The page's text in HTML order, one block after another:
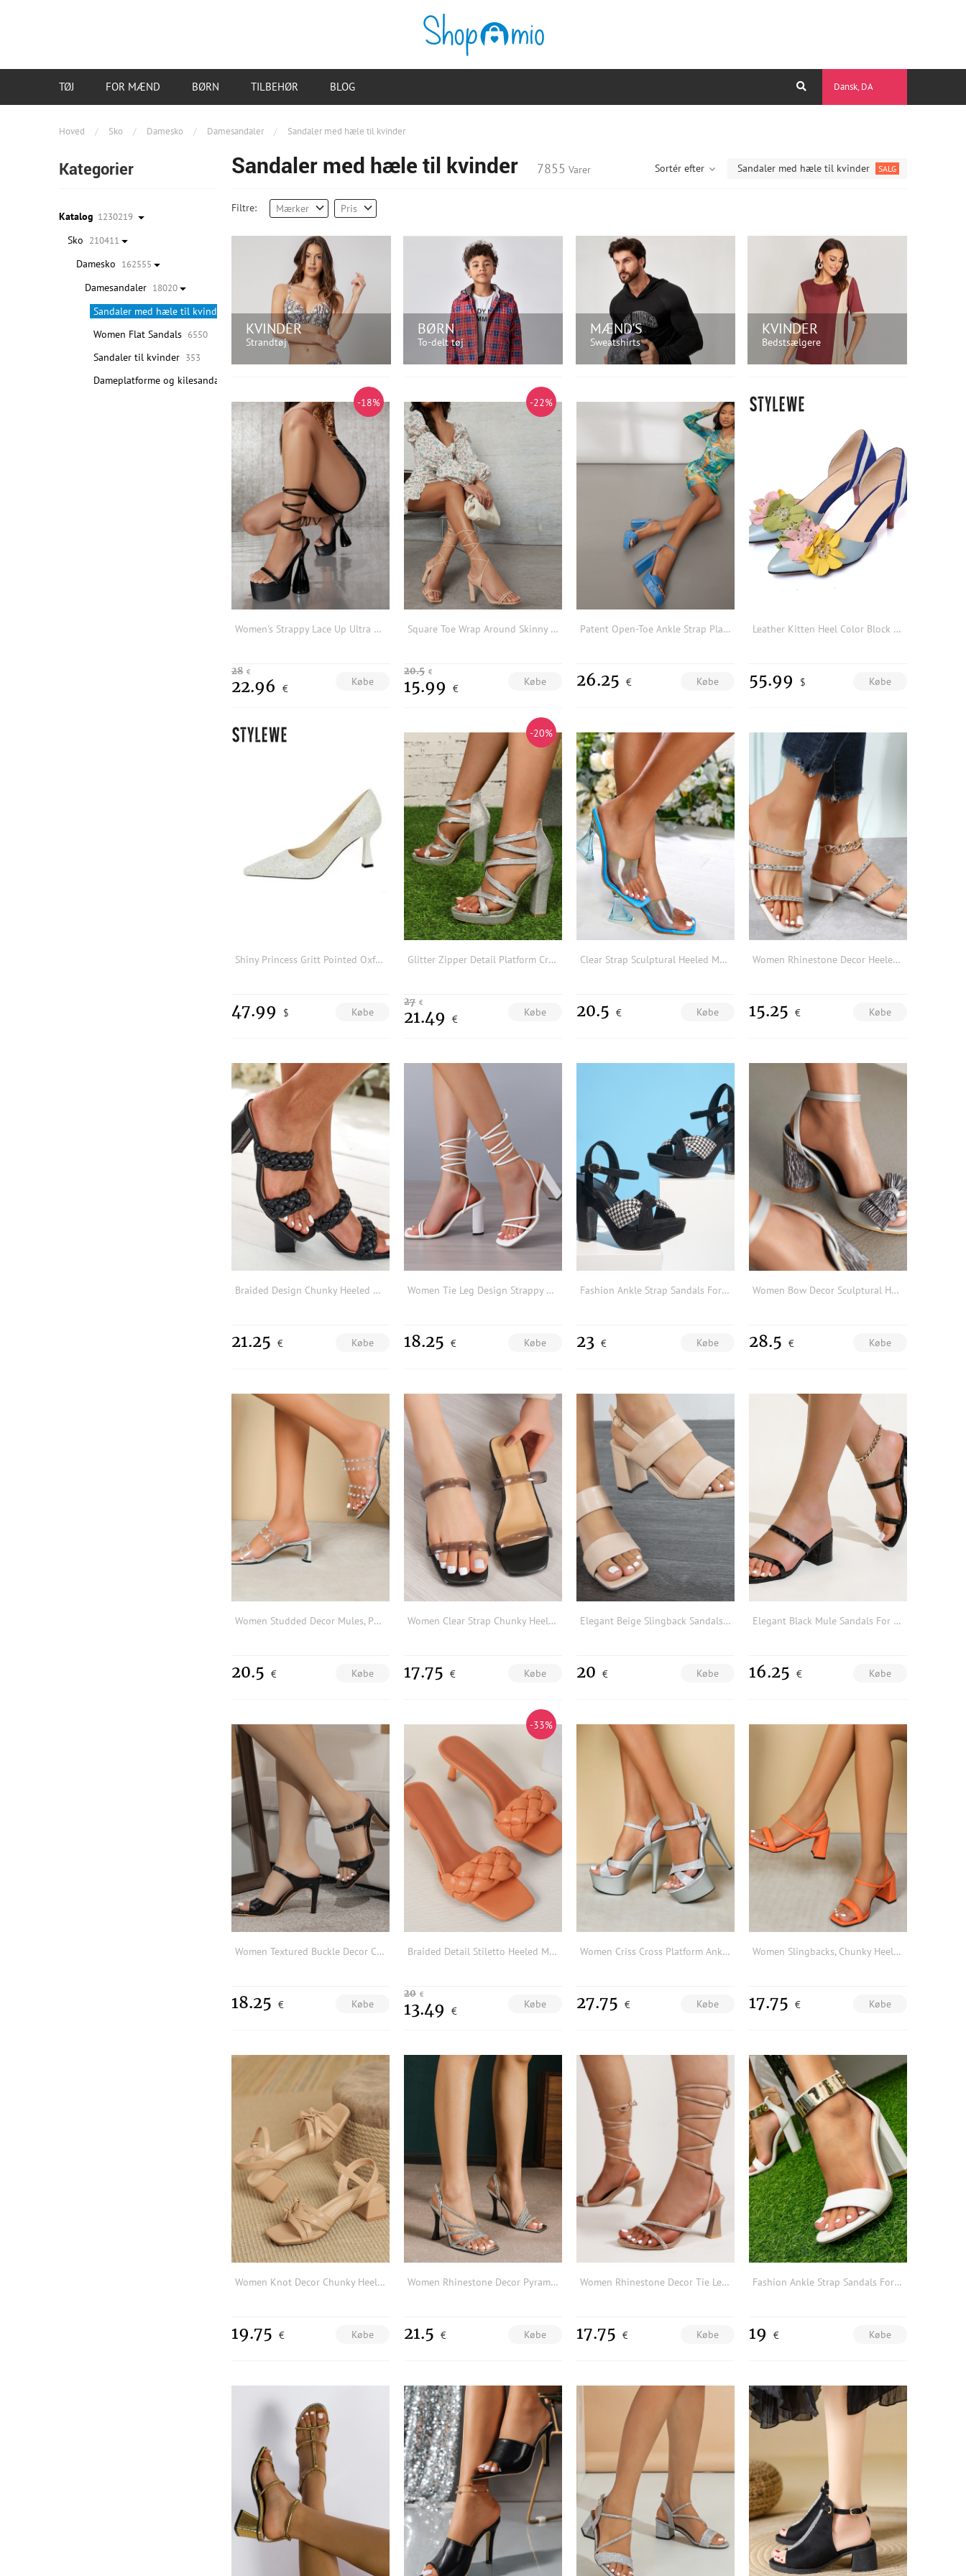
Hoved / Sko / Damesko / Damesandaler / Sandaler med hæle til kvinder
Kategorier
Katalog 1230219
Sko 210411
Damesko 162555
Damesandaler 18020
Sandaler med hæle til kvinder 7855
Women Flat Sandals 6550
Sandaler til kvinder 353
Dameplatforme og kilesandaler
Sandaler med hæle til kvinder 7855 Varer Sandaler med hæle til kvinder SALG
Sortér efter
Filtre: Mærker Pris
KVINDER
Strandtøj
BØRN
To-delt tøj
MÆND'S
Sweatshirts
KVINDER
Bedstsælgere
-18%
Women's Strappy Lace Up Ultra Platform Statement High Heels Spring Shoes Spring Break Easter Prom Heels Prom Heels Wedding Shoes
Købe
28 €
22.96 €
-22%
Square Toe Wrap Around Skinny Block High Heels
Købe
20.5 €
15.99 €
Patent Open-Toe Ankle Strap Platform Heels
Købe
26.25 €
Leather Kitten Heel Color Block Flower Shoes
Købe
55.99 $
Shiny Princess Gritt Pointed Oxfords
Købe
47.99 $
-20%
Glitter Zipper Detail Platform Cross Strap Sandals
Købe
27 €
21.49 €
Clear Strap Sculptural Heeled Mule Sandals
Købe
20.5 €
Women Rhinestone Decor Heeled Sandals, Glass Chunky Heeled Glamorous Mule Sandals For Outdoor
Købe
15.25 €
Braided Design Chunky Heeled Mule Sandals
Købe
21.25 €
Women Tie Leg Design Strappy Sandals, Chunky Heeled Fashion Sandals
Købe
18.25 €
Fashion Ankle Strap Sandals For Women, Houndstooth Pattern Knot Decor Platform Cone Heeled Sandals
Købe
23 €
Women Bow Decor Sculptural Heeled Ankle Strap Sandals, Fashionable Outdoor Heeled Sandals
Købe
28.5 €
Women Studded Decor Mules, PVC Chunky Heeled Fashion Sandals
Købe
20.5 €
Women Clear Strap Chunky Heeled Sandals, Fashionable PVC Mule Sandals For Outdoor
Købe
17.75 €
Elegant Beige Slingback Sandals For Women, Snakeskin Embossed Chunky Heeled Sandals
Købe
20 €
Elegant Black Mule Sandals For Women, Crocodile Embossed Chunky Heeled Sandals
Købe
16.25 €
Women Textured Buckle Decor Chunky Heeled Sandals, Fashionable Mule Sandals For Outdoor
Købe
18.25 €
-33%
Braided Detail Stiletto Heeled Mule Sandals
Købe
20 €
13.49 €
Women Criss Cross Platform Ankle Strap Stiletto Heeled Sandals, Glamorous Glitter Heeled Sandals
Købe
27.75 €
Women Slingbacks, Chunky Heeled Funky Sandals
Købe
17.75 €
Women Knot Decor Chunky Heeled Sandals, Elegant Khaki Ankle Strap Sandals
Købe
19.75 €
Women Rhinestone Decor Pyramid Heeled Sandals, Glamorous Summer Glass Slide Sandals
Købe
21.5 €
Women Rhinestone Decor Tie Leg Design Sculptural Heeled Sandals, Glamorous Glass Strappy Sandals For Outdoor
Købe
17.75 €
Fashion Ankle Strap Sandals For Women, Two Tone Studded Decor Chunky Heeled Sandals
Købe
19 €
Dansk, DA
TØJ FOR MÆND BØRN TILBEHØR BLOG